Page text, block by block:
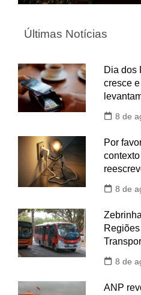
Últimas Notícias
Dia dos
cresce
8 de
Por
8 de
8 de
ANP